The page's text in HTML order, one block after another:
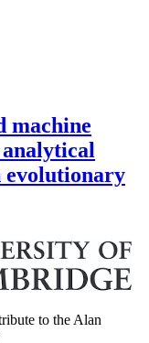
machine
evolutionary
to the Alan